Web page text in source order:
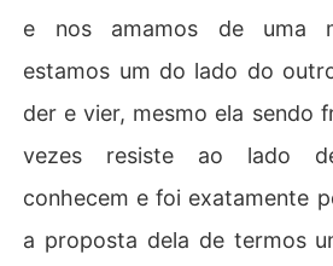
e nos amamos de uma
estamos um do lado do
der e vier, mesmo ela sendo
vezes resiste ao lado
conhecem e foi exatamente
a proposta dela de termos